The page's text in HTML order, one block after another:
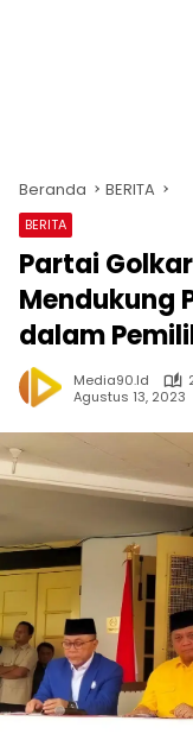
Beranda BERITA
BERITA
Partai
Mendukung
dalam
Media90.id
Agustus 13, 2023